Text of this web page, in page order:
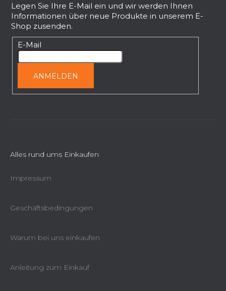
Legen Sie Ihre E-Mail ein und wir werden Ihnen
Informationen über neue Produkte in unserem E-
Shop zusenden.
E-Mail
ANMELDEN
Alles rund ums Einkaufen
Impressum
Geschäftsbedingungen
Warum bei uns einkaufen
Anleitung zum Einkauf